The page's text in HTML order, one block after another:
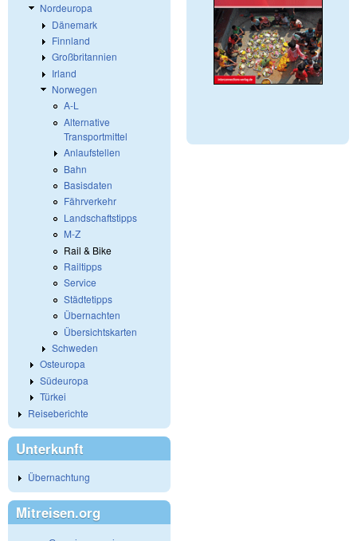
Nordeuropa
Dänemark
Finnland
Großbritannien
Irland
Norwegen
A-L
Alternative
Transportmittel
Anlaufstellen
Bahn
Basisdaten
Fährverkehr
Landschaftstipps
M-Z
Rail & Bike
Railtipps
Service
Städtetipps
Übernachten
Übersichtskarten
Schweden
Osteuropa
Südeuropa
Türkei
Reiseberichte
Unterkunft
Übernachtung
Mitreisen.org